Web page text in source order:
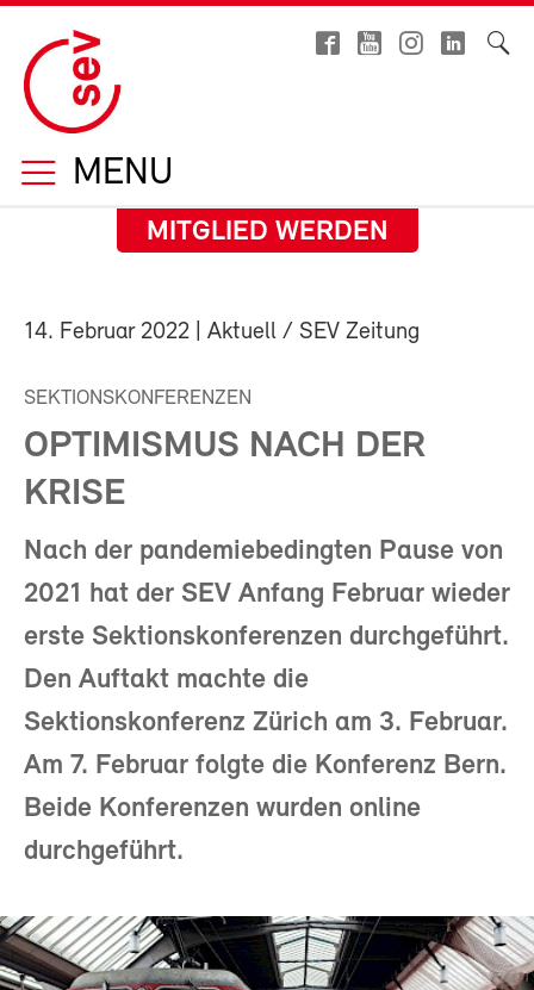
MENU
MITGLIED WERDEN
14. Februar 2022 | Aktuell / SEV Zeitung
SEKTIONSKONFERENZEN
OPTIMISMUS NACH DER
KRISE
Nach der pandemiebedingten Pause von
2021 hat der SEV Anfang Februar wieder
erste Sektionskonferenzen durchgeführt.
Den Auftakt machte die
Sektionskonferenz Zürich am 3. Februar.
Am 7. Februar folgte die Konferenz Bern.
Beide Konferenzen wurden online
durchgeführt.